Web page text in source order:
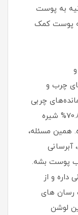
به پوست
پوست کمک
چرب و
چربی
هستند، مناسب است. این محصول، با 70.8% شیره
همین مسئله،
پوست بشه.
و از
رسان های
لوشن